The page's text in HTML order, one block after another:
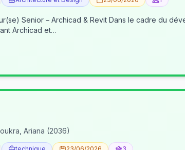
développement de nos activités BIM, nous recherchons un(e) BIM
Archicad et…
Ariana (2036)